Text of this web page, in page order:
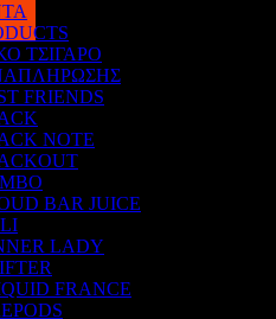
ΤΣΙΓΑΡΟ
FRIENDS
NOTE
BAR JUICE
LADY
FRANCE